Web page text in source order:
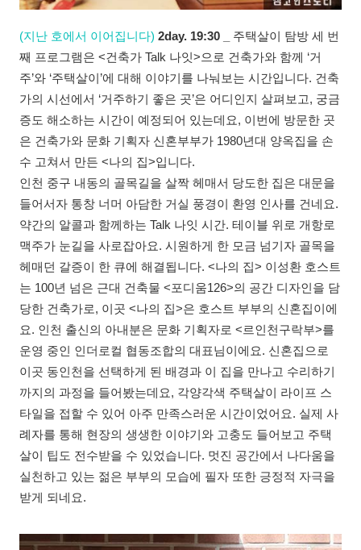
(지난 호에서 이어집니다) 2day. 19:30 _
주택살이 탐방 세 번
째 프로그램은 <건축가 Talk 나잇>으로 건축가와 함께 ‘거
주’와 ‘주택살이’에 대해 이야기를 나눠보는 시간입니다. 건축
가의 시선에서 ‘거주하기 좋은 곳’은 어디인지 살펴보고, 궁금
증도 해소하는 시간이 예정되어 있는데요, 이번에 방문한 곳
은 건축가와 문화 기획자 신혼부부가 1980년대 양옥집을 손
수 고쳐서 만든 <나의 집>입니다.
인천 중구 내동의 골목길을 살짝 헤매서 당도한 집은 대문을
들어서자 통창 너머 아담한 거실 풍경이 환영 인사를 건네요.
약간의 알콜과 함께하는 Talk 나잇 시간. 테이블 위로 개항로
맥주가 눈길을 사로잡아요. 시원하게 한 모금 넘기자 골목을
헤매던 갈증이 한 큐에 해결됩니다. <나의 집> 이성환 호스트
는 100년 넘은 근대 건축물 <포디움126>의 공간 디자인을 담
당한 건축가로, 이곳 <나의 집>은 호스트 부부의 신혼집이에
요. 인천 출신의 아내분은 문화 기획자로 <르인천구락부>를
운영 중인 인더로컬 협동조합의 대표님이에요. 신혼집으로
이곳 동인천을 선택하게 된 배경과 이 집을 만나고 수리하기
까지의 과정을 들어봤는데요, 각양각색 주택살이 라이프 스
타일을 접할 수 있어 아주 만족스러운 시간이었어요. 실제 사
례자를 통해 현장의 생생한 이야기와 고충도 들어보고 주택
살이 팁도 전수받을 수 있었습니다. 멋진 공간에서 나다움을
실천하고 있는 젊은 부부의 모습에 필자 또한 긍정적 자극을
받게 되네요.